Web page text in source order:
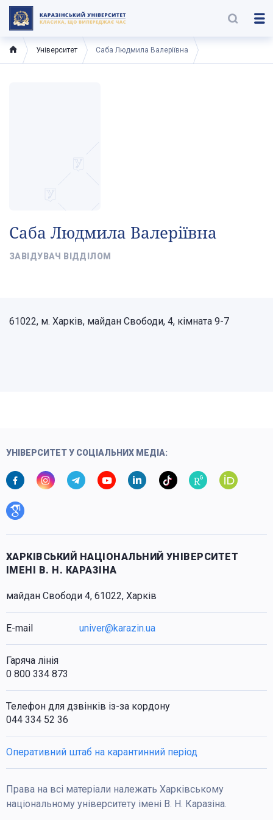
Університет Саба Людмила Валеріївна
Саба Людмила Валеріївна
ЗАВІДУВАЧ ВІДДІЛОМ
61022, м. Харків, майдан Свободи, 4, кiмната 9-7
УНІВЕРСИТЕТ У СОЦІАЛЬНИХ МЕДІА:
ХАРКІВСЬКИЙ НАЦІОНАЛЬНИЙ УНІВЕРСИТЕТ
ІМЕНІ В. Н. КАРАЗІНА
майдан Свободи 4, 61022, Харків
E-mail univer@karazin.ua
Гаряча лінія
0 800 334 873
Телефон для дзвінків із-за кордону
044 334 52 36
Оперативний штаб на карантинний період
Права на всі матеріали належать Харківському
національному університету імені В. Н. Каразіна.